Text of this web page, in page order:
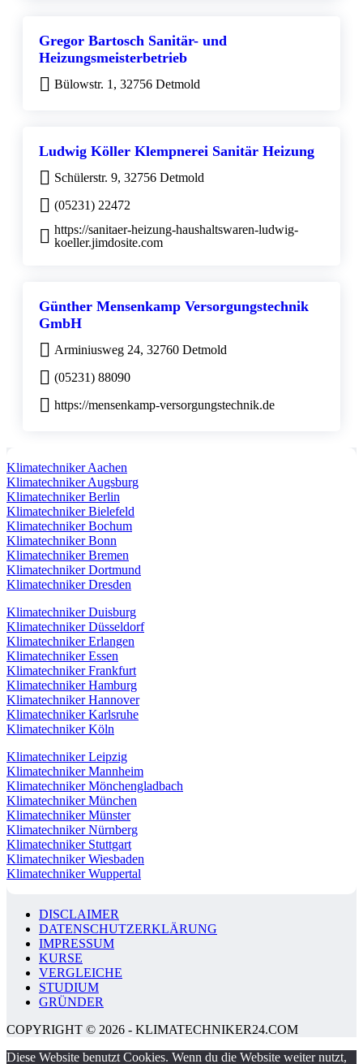
Gregor Bartosch Sanitär- und
Heizungsmeisterbetrieb
Bülowstr. 1, 32756 Detmold
Ludwig Köller Klempnerei Sanitär Heizung
Schülerstr. 9, 32756 Detmold
(05231) 22472
https://sanitaer-heizung-haushaltswaren-ludwig-
koeller.jimdosite.com
Günther Mensenkamp Versorgungstechnik
GmbH
Arminiusweg 24, 32760 Detmold
(05231) 88090
https://mensenkamp-versorgungstechnik.de
Klimatechniker Aachen
Klimatechniker Augsburg
Klimatechniker Berlin
Klimatechniker Bielefeld
Klimatechniker Bochum
Klimatechniker Bonn
Klimatechniker Bremen
Klimatechniker Dortmund
Klimatechniker Dresden
Klimatechniker Duisburg
Klimatechniker Düsseldorf
Klimatechniker Erlangen
Klimatechniker Essen
Klimatechniker Frankfurt
Klimatechniker Hamburg
Klimatechniker Hannover
Klimatechniker Karlsruhe
Klimatechniker Köln
Klimatechniker Leipzig
Klimatechniker Mannheim
Klimatechniker Mönchengladbach
Klimatechniker München
Klimatechniker Münster
Klimatechniker Nürnberg
Klimatechniker Stuttgart
Klimatechniker Wiesbaden
Klimatechniker Wuppertal
DISCLAIMER
DATENSCHUTZERKLÄRUNG
IMPRESSUM
KURSE
VERGLEICHE
STUDIUM
GRÜNDER
COPYRIGHT © 2026 - KLIMATECHNIKER24.COM
Diese Website benutzt Cookies. Wenn du die Website weiter nutzt,